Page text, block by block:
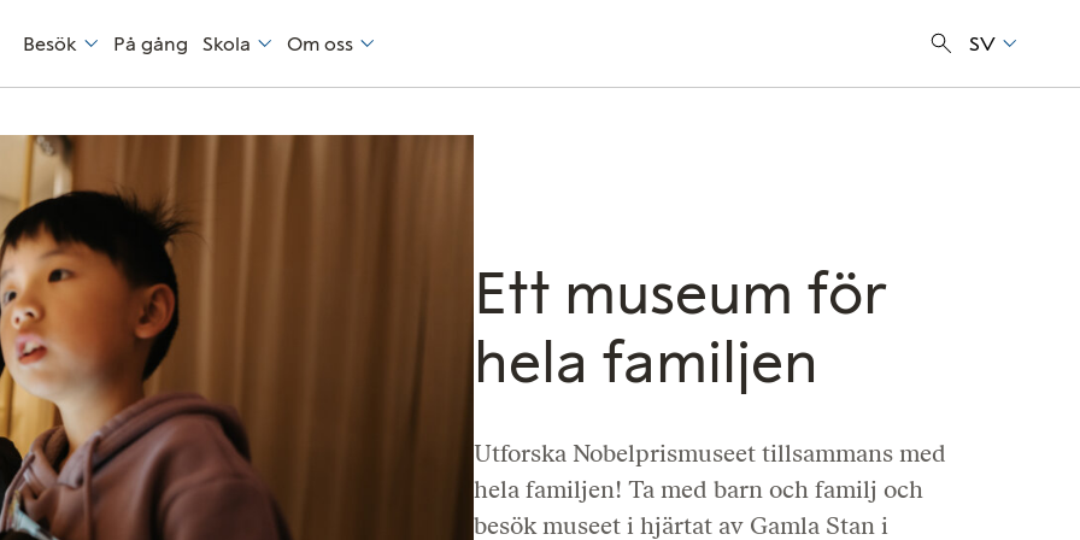
Besök På gång Skola Om oss SV
Ett museum för
hela familjen
Utforska Nobelprismuseet tillsammans med
hela familjen! Ta med barn och familj och
besök museet i hjärtat av Gamla Stan i